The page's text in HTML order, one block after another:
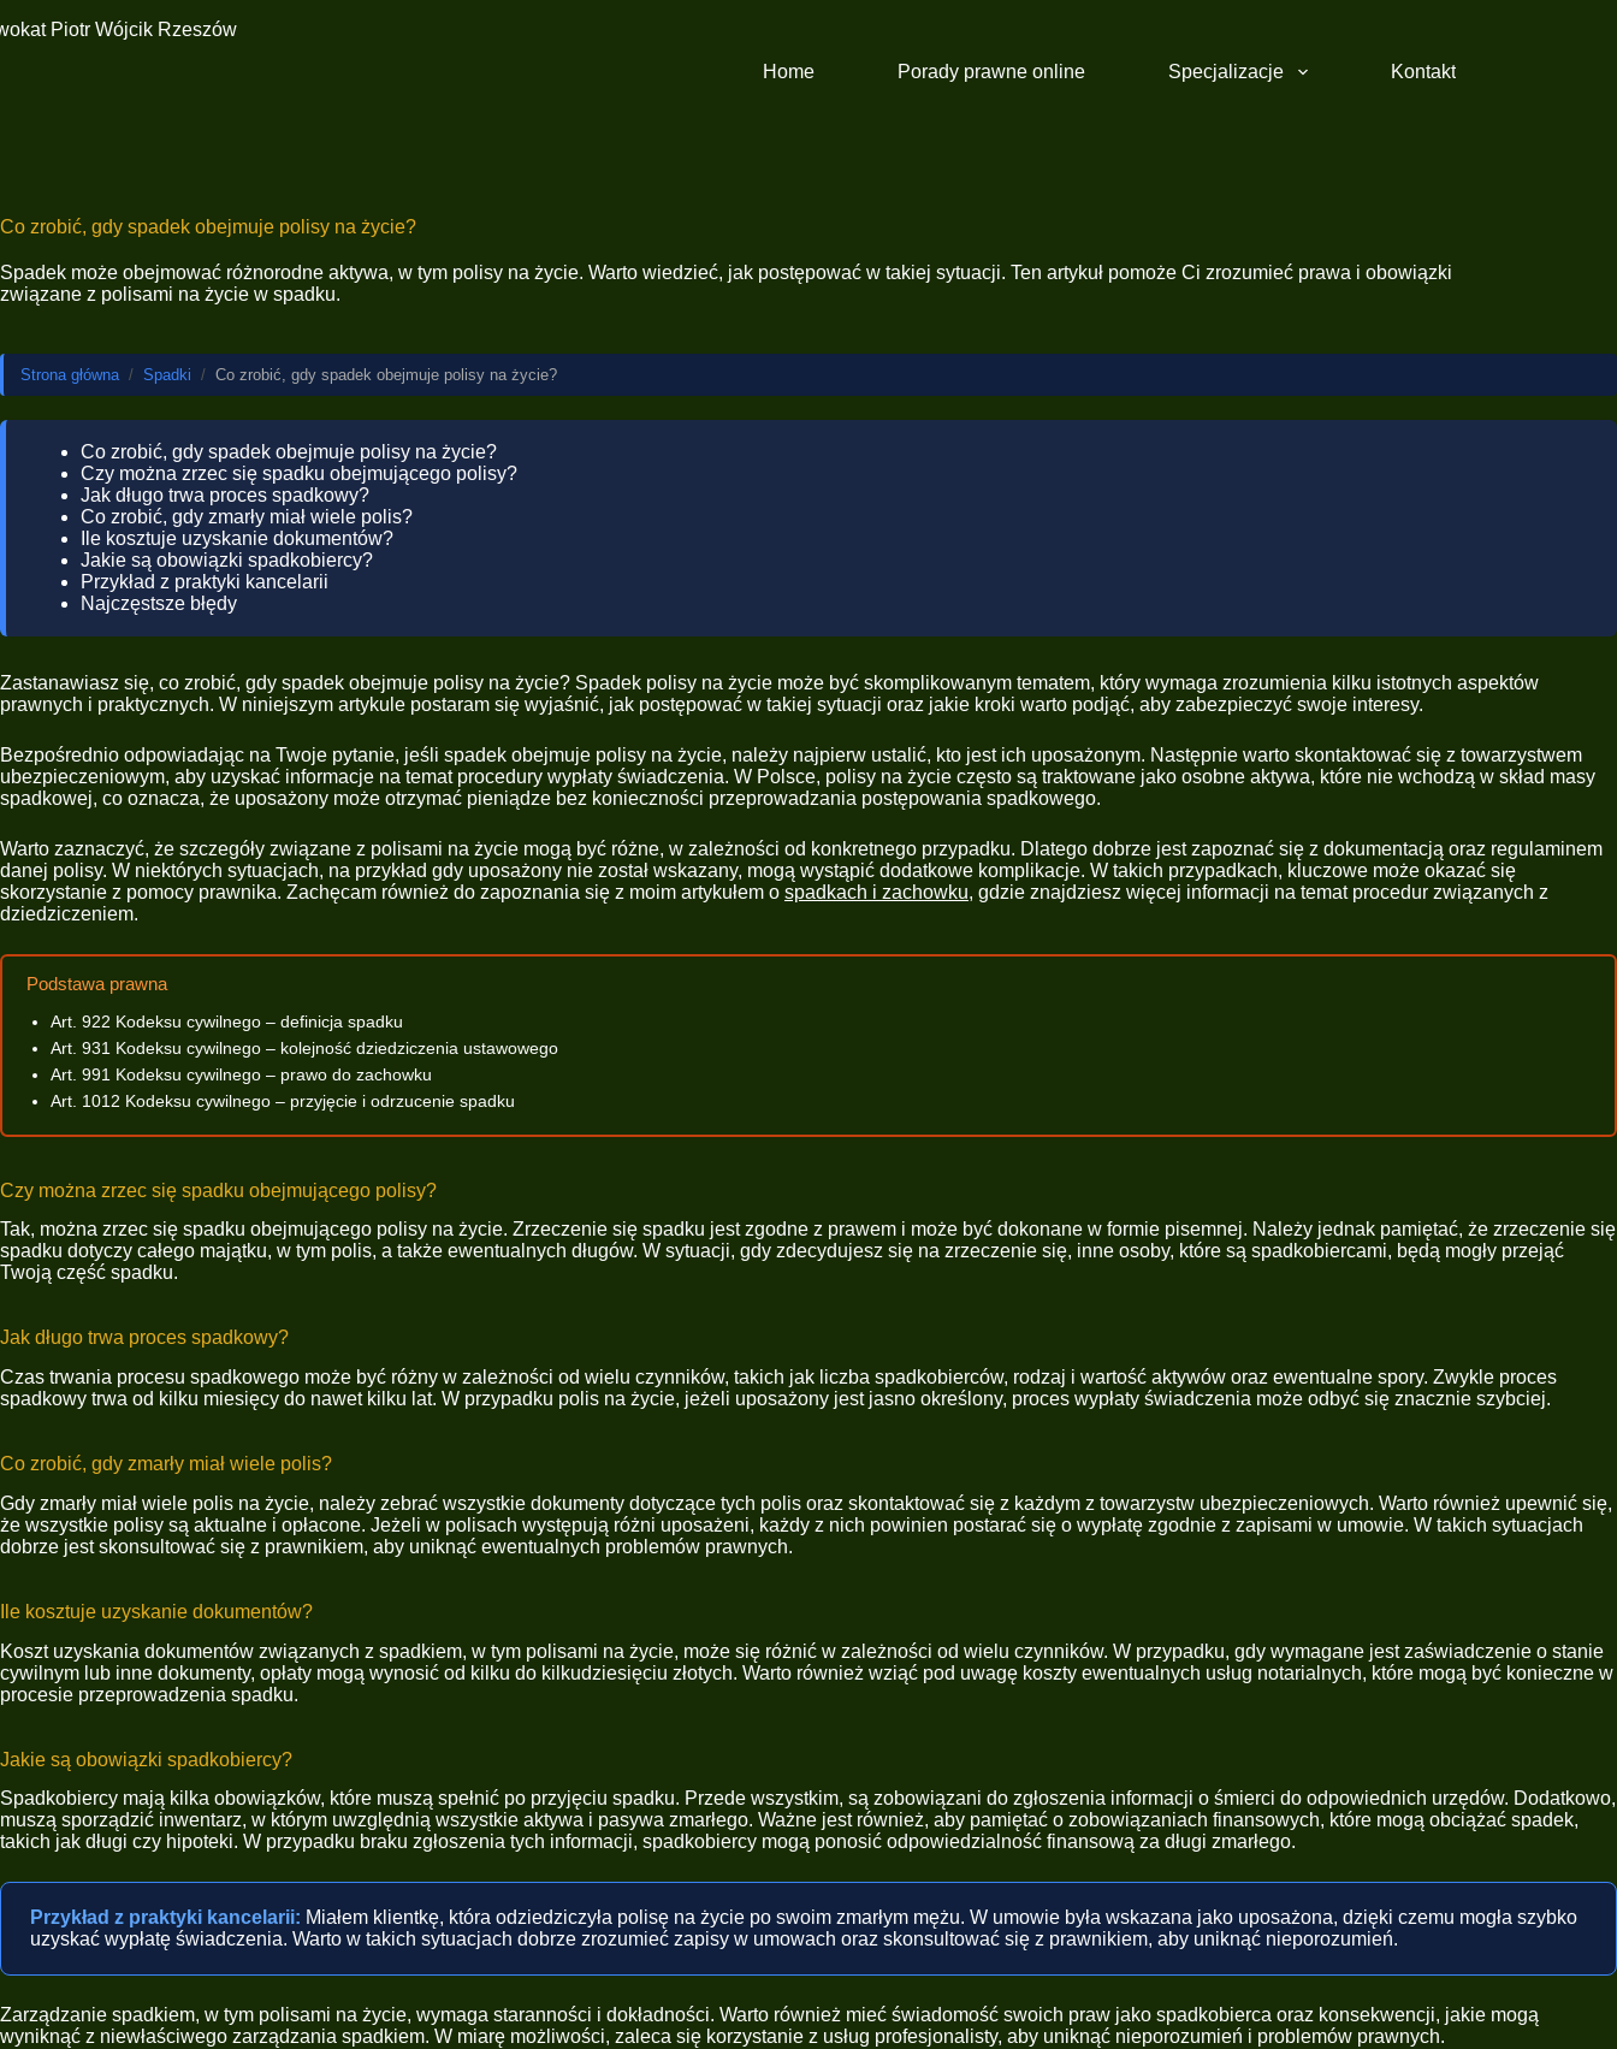
Home Porady prawne online Specjalizacje Kontakt
Co zrobić, gdy spadek obejmuje polisy na życie?
Spadek może obejmować różnorodne aktywa, w tym polisy na życie. Warto wiedzieć, jak postępować w takiej sytuacji. Ten artykuł pomoże Ci zrozumieć prawa i obowiązki
związane z polisami na życie w spadku.
Strona główna / Spadki / Co zrobić, gdy spadek obejmuje polisy na życie?
Co zrobić, gdy spadek obejmuje polisy na życie?
Czy można zrzec się spadku obejmującego polisy?
Jak długo trwa proces spadkowy?
Co zrobić, gdy zmarły miał wiele polis?
Ile kosztuje uzyskanie dokumentów?
Jakie są obowiązki spadkobiercy?
Przykład z praktyki kancelarii
Najczęstsze błędy
Zastanawiasz się, co zrobić, gdy spadek obejmuje polisy na życie? Spadek polisy na życie może być skomplikowanym tematem, który wymaga zrozumienia kilku istotnych aspektów
prawnych i praktycznych. W niniejszym artykule postaram się wyjaśnić, jak postępować w takiej sytuacji oraz jakie kroki warto podjąć, aby zabezpieczyć swoje interesy.
Bezpośrednio odpowiadając na Twoje pytanie, jeśli spadek obejmuje polisy na życie, należy najpierw ustalić, kto jest ich uposażonym. Następnie warto skontaktować się z towarzystwem
ubezpieczeniowym, aby uzyskać informacje na temat procedury wypłaty świadczenia. W Polsce, polisy na życie często są traktowane jako osobne aktywa, które nie wchodzą w skład masy
spadkowej, co oznacza, że uposażony może otrzymać pieniądze bez konieczności przeprowadzania postępowania spadkowego.
Warto zaznaczyć, że szczegóły związane z polisami na życie mogą być różne, w zależności od konkretnego przypadku. Dlatego dobrze jest zapoznać się z dokumentacją oraz regulaminem
danej polisy. W niektórych sytuacjach, na przykład gdy uposażony nie został wskazany, mogą wystąpić dodatkowe komplikacje. W takich przypadkach, kluczowe może okazać się
skorzystanie z pomocy prawnika. Zachęcam również do zapoznania się z moim artykułem o spadkach i zachowku, gdzie znajdziesz więcej informacji na temat procedur związanych z
dziedziczeniem.
Podstawa prawna
Art. 922 Kodeksu cywilnego – definicja spadku
Art. 931 Kodeksu cywilnego – kolejność dziedziczenia ustawowego
Art. 991 Kodeksu cywilnego – prawo do zachowku
Art. 1012 Kodeksu cywilnego – przyjęcie i odrzucenie spadku
Czy można zrzec się spadku obejmującego polisy?
Tak, można zrzec się spadku obejmującego polisy na życie. Zrzeczenie się spadku jest zgodne z prawem i może być dokonane w formie pisemnej. Należy jednak pamiętać, że zrzeczenie się
spadku dotyczy całego majątku, w tym polis, a także ewentualnych długów. W sytuacji, gdy zdecydujesz się na zrzeczenie się, inne osoby, które są spadkobiercami, będą mogły przejąć
Twoją część spadku.
Jak długo trwa proces spadkowy?
Czas trwania procesu spadkowego może być różny w zależności od wielu czynników, takich jak liczba spadkobierców, rodzaj i wartość aktywów oraz ewentualne spory. Zwykle proces
spadkowy trwa od kilku miesięcy do nawet kilku lat. W przypadku polis na życie, jeżeli uposażony jest jasno określony, proces wypłaty świadczenia może odbyć się znacznie szybciej.
Co zrobić, gdy zmarły miał wiele polis?
Gdy zmarły miał wiele polis na życie, należy zebrać wszystkie dokumenty dotyczące tych polis oraz skontaktować się z każdym z towarzystw ubezpieczeniowych. Warto również upewnić się,
że wszystkie polisy są aktualne i opłacone. Jeżeli w polisach występują różni uposażeni, każdy z nich powinien postarać się o wypłatę zgodnie z zapisami w umowie. W takich sytuacjach
dobrze jest skonsultować się z prawnikiem, aby uniknąć ewentualnych problemów prawnych.
Ile kosztuje uzyskanie dokumentów?
Koszt uzyskania dokumentów związanych z spadkiem, w tym polisami na życie, może się różnić w zależności od wielu czynników. W przypadku, gdy wymagane jest zaświadczenie o stanie
cywilnym lub inne dokumenty, opłaty mogą wynosić od kilku do kilkudziesięciu złotych. Warto również wziąć pod uwagę koszty ewentualnych usług notarialnych, które mogą być konieczne w
procesie przeprowadzenia spadku.
Jakie są obowiązki spadkobiercy?
Spadkobiercy mają kilka obowiązków, które muszą spełnić po przyjęciu spadku. Przede wszystkim, są zobowiązani do zgłoszenia informacji o śmierci do odpowiednich urzędów. Dodatkowo,
muszą sporządzić inwentarz, w którym uwzględnią wszystkie aktywa i pasywa zmarłego. Ważne jest również, aby pamiętać o zobowiązaniach finansowych, które mogą obciążać spadek,
takich jak długi czy hipoteki. W przypadku braku zgłoszenia tych informacji, spadkobiercy mogą ponosić odpowiedzialność finansową za długi zmarłego.
Przykład z praktyki kancelarii: Miałem klientkę, która odziedziczyła polisę na życie po swoim zmarłym mężu. W umowie była wskazana jako uposażona, dzięki czemu mogła szybko
uzyskać wypłatę świadczenia. Warto w takich sytuacjach dobrze zrozumieć zapisy w umowach oraz skonsultować się z prawnikiem, aby uniknąć nieporozumień.
Zarządzanie spadkiem, w tym polisami na życie, wymaga staranności i dokładności. Warto również mieć świadomość swoich praw jako spadkobierca oraz konsekwencji, jakie mogą
wyniknąć z niewłaściwego zarządzania spadkiem. W miarę możliwości, zaleca się korzystanie z usług profesjonalisty, aby uniknąć nieporozumień i problemów prawnych.